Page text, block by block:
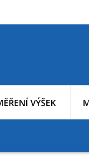
VÝŠEK